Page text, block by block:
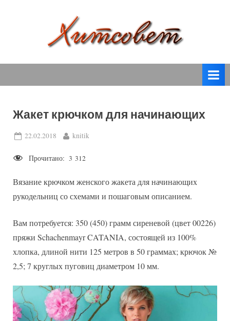
т
о
спицами,
крючком,
вязаные
модели
Жакет крючком для начинающих
Posted
22.02.2018 By
knitik
Прочитано: 3 312
Вязание крючком женского жакета для начинающих
рукодельниц со схемами и пошаговым описанием.
Вам потребуется: 350 (450) грамм сиреневой (цвет 00226)
пряжи Schachenmayr CATANIA, состоящей из 100%
хлопка, длиной нити 125 метров в 50 граммах; крючок №
2,5; 7 круглых пуговиц диаметром 10 мм.